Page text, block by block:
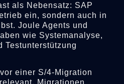
als Nebensatz: SAP
ein, sondern auch in
Joule Agents und
wie Systemanalyse,
Testunterstützung
einer S/4-Migration
Migrationen